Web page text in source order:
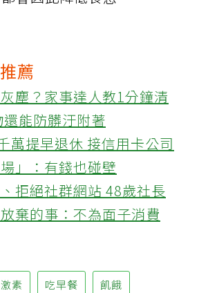
薦
塵？家事達人教1分鐘清
能防髒汙附著
萬提早退休 接信用卡公司
」：有錢也碰壁
拒絕社群網站 48歲社長
棄的事：不為面子消費
素 吃早餐 飢餓